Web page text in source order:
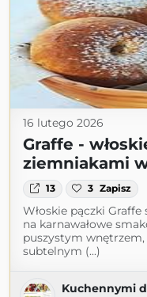
16 lutego 2026
Graffe -
ziemniakami
13 3 Zapisz
Włoskie pączki
na karnawałowe
puszystym
subtelnym (...)
Kuchennymi